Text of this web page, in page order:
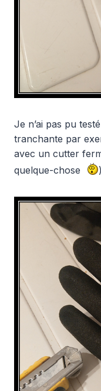
Je n’ai pas pu
tranchante par
avec un cutter
quelque-chose
)